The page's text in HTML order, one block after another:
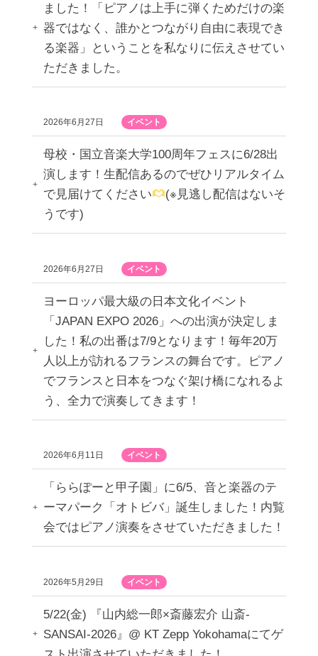
ました！「ピアノは上手に弾くためだけの楽
器ではなく、誰かとつながり自由に表現でき
る楽器」ということを私なりに伝えさせてい
ただきました。
2026年6月27日 イベント
母校・国立音楽大学100周年フェスに6/28出
演します！生配信あるのでぜひリアルタイム
で見届けてください
(※見逃し配信はないそ
うです)
2026年6月27日 イベント
ヨーロッパ最大級の日本文化イベント
「JAPAN EXPO 2026」への出演が決定しま
した！私の出番は7/9となります！毎年20万
人以上が訪れるフランスの舞台です。ピアノ
でフランスと日本をつなぐ架け橋になれるよ
う、全力で演奏してきます！
2026年6月11日 イベント
「ららぽーと甲子園」に6/5、音と楽器のテ
ーマパーク「オトビバ」誕生しました！内覧
会ではピアノ演奏をさせていただきました！
2026年5月29日 イベント
5/22(金) 『山内総一郎×斎藤宏介 山斎-
SANSAI-2026』@ KT Zepp Yokohamaにてゲ